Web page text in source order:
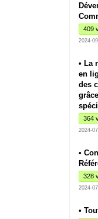
409
2024-
• La
en
des
364
2024-
•
328
2024-
•